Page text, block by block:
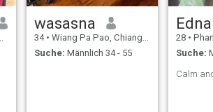
wasasna
34 • Wiang Pa Pao, Chiang Rai, Thailand
Suche: Männlich 34 - 55
Edna
28 •
Suche:
Calm